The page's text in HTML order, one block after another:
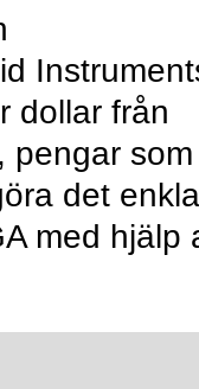
dollar från
pengar som
det
med hjälp